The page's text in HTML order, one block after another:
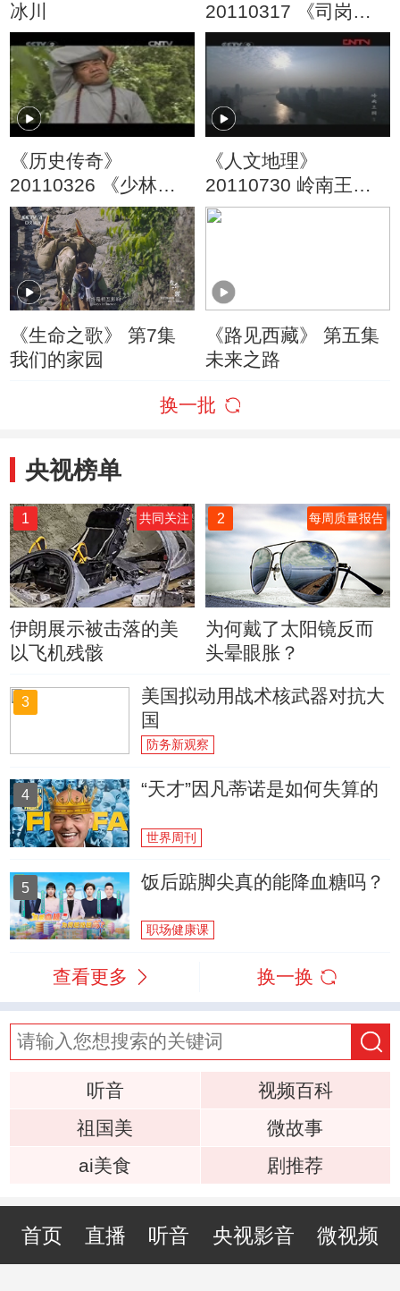
冰川
20110317 《司岗里
的传说 沧源佤族》 下
《历史传奇》
20110326 《少林秘
笈》 下
《人文地理》
20110730 岭南王国
第一集 大墓悬疑
《生命之歌》 第7集
我们的家园
《路见西藏》 第五集
未来之路
换一批
央视榜单
1 共同关注
伊朗展示被击落的美
以飞机残骸
2 每周质量报告
为何戴了太阳镜反而
头晕眼胀？
3
美国拟动用战术核武器对抗大
国
防务新观察
4 “天才”因凡蒂诺是如何失算的
世界周刊
5 饭后踮脚尖真的能降血糖吗？
职场健康课
查看更多 换一换
听音
视频百科
祖国美
微故事
ai美食
剧推荐
首页 直播 听音 央视影音 微视频